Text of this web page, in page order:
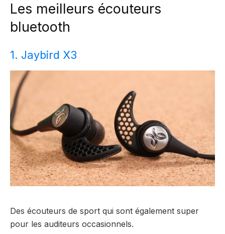
Les meilleurs écouteurs
bluetooth
1. Jaybird X3
Des écouteurs de sport qui sont également super
pour les auditeurs occasionnels.